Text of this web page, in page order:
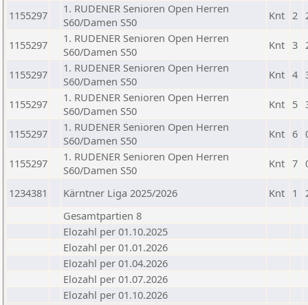
1155297
1. RUDENER Senioren Open Herren
S60/Damen S50
Knt 2
1155297
1. RUDENER Senioren Open Herren
S60/Damen S50
Knt 3
1155297
1. RUDENER Senioren Open Herren
S60/Damen S50
Knt 4
1155297
1. RUDENER Senioren Open Herren
S60/Damen S50
Knt 5
1155297
1. RUDENER Senioren Open Herren
S60/Damen S50
Knt 6
1155297
1. RUDENER Senioren Open Herren
S60/Damen S50
Knt 7
1234381 Kärntner Liga 2025/2026 Knt 1
Gesamtpartien 8
Elozahl per 01.10.2025
Elozahl per 01.01.2026
Elozahl per 01.04.2026
Elozahl per 01.07.2026
Elozahl per 01.10.2026